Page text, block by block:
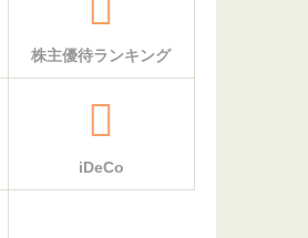
株主優待ランキング
iDeCo